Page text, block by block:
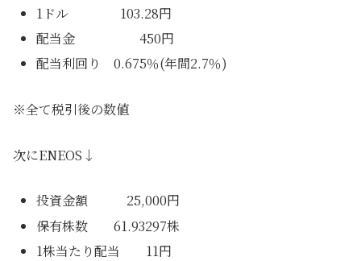
1ドル 103.28円
配当金 450円
配当利回り 0.675％(年間2.7％)
※全て税引後の数値
次にENEOS↓
投資金額 25,000円
保有株数 61.93297株
1株当たり配当 11円